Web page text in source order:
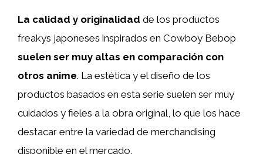
La calidad y originalidad de los productos
freakys japoneses inspirados en Cowboy Bebop
suelen ser muy altas en comparación con
otros anime. La estética y el diseño de los
productos basados en esta serie suelen ser muy
cuidados y fieles a la obra original, lo que los hace
destacar entre la variedad de merchandising
disponible en el mercado.